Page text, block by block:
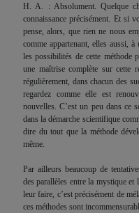
H. A. : Absolument. Quelque
connaissance précisément. Et si
pense, alors, que rien ne nous
comme appartenant, elles aussi,
les possibilités de cette méthode
une maîtrise complète sur cette
régulièrement, dans chacun des
regardez comme elle est
nouvelles. C’est un peu dans ce
dans la démarche scientifique
dire du tout que la méthode
même.
Par ailleurs beaucoup de
des parallèles entre la mystique
leur faire, c’est précisément de
ces méthodes sont